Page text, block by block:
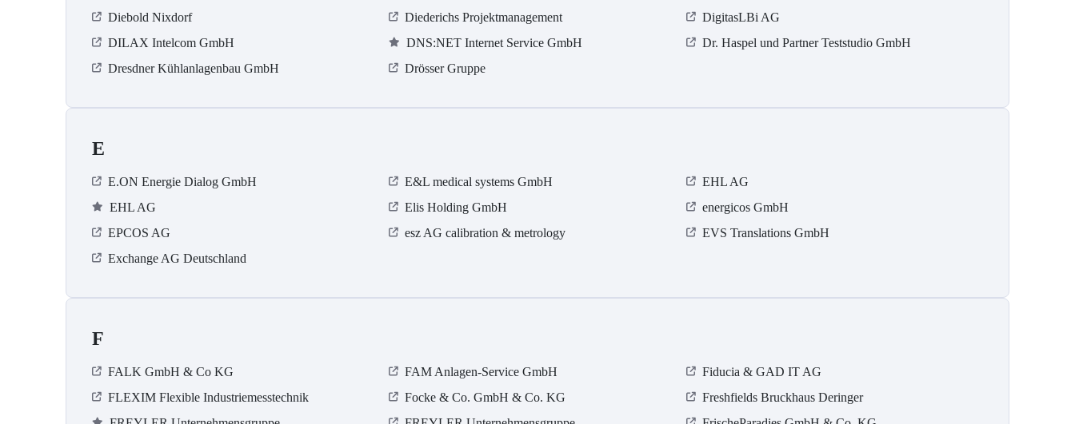
Diebold Nixdorf
Diederichs Projektmanagement
DigitasLBi AG
DILAX Intelcom GmbH
DNS:NET Internet Service GmbH
Dr. Haspel und Partner Teststudio GmbH
Dresdner Kühlanlagenbau GmbH
Drösser Gruppe
E
E.ON Energie Dialog GmbH E&L medical systems GmbH
EHL AG
EHL AG
Elis Holding GmbH
energicos GmbH
EPCOS AG
esz AG calibration & metrology
EVS Translations GmbH
Exchange AG Deutschland
F
FALK GmbH & Co KG FAM Anlagen-Service GmbH
Fiducia & GAD IT AG
FLEXIM Flexible Industriemesstechnik
Focke & Co. GmbH & Co. KG
Freshfields Bruckhaus Deringer